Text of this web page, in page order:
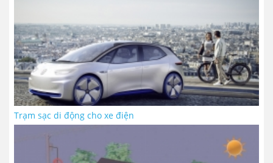
Trạm sạc di động cho xe điện